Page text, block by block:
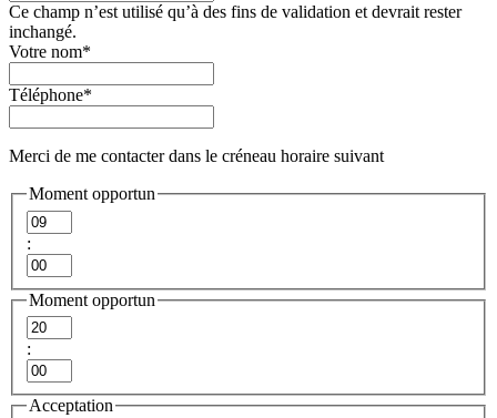
Ce champ n’est utilisé qu’à des fins de validation et devrait rester
inchangé.
Votre nom*
Téléphone*
Merci de me contacter dans le créneau horaire suivant
Moment opportun
Heures
:
Minutes
Moment opportun
Heures
:
Minutes
Acceptation